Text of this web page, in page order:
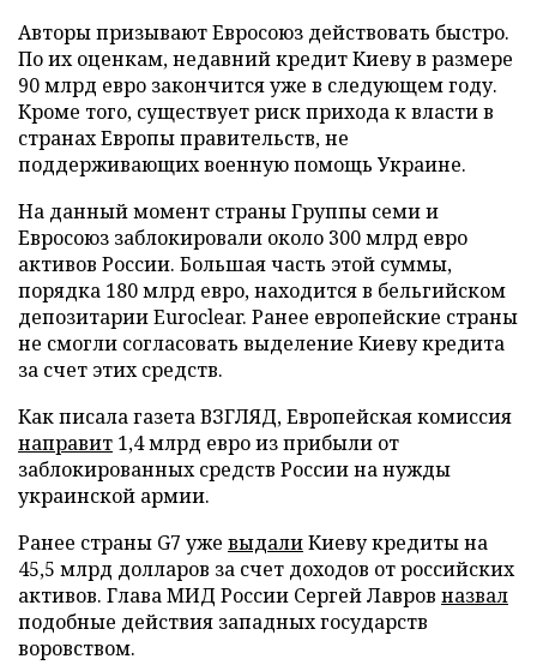
Авторы призывают Евросоюз действовать быстро.
По их оценкам, недавний кредит Киеву в размере
90 млрд евро закончится уже в следующем году.
Кроме того, существует риск прихода к власти в
странах Европы правительств, не
поддерживающих военную помощь Украине.
На данный момент страны Группы семи и
Евросоюз заблокировали около 300 млрд евро
активов России. Большая часть этой суммы,
порядка 180 млрд евро, находится в бельгийском
депозитарии Euroclear. Ранее европейские страны
не смогли согласовать выделение Киеву кредита
за счет этих средств.
Как писала газета ВЗГЛЯД, Европейская комиссия
направит 1,4 млрд евро из прибыли от
заблокированных средств России на нужды
украинской армии.
Ранее страны G7 уже выдалиКиеву кредиты на
45,5 млрд долларов за счет доходов от российских
активов. Глава МИД России Сергей Лавров назвал
подобные действия западных государств
воровством.